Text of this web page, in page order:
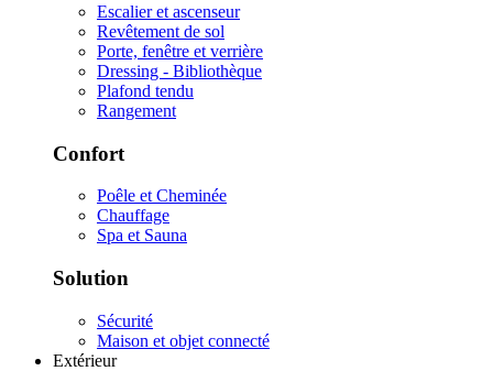
Escalier et ascenseur
Revêtement de sol
Porte, fenêtre et verrière
Dressing - Bibliothèque
Plafond tendu
Rangement
Confort
Poêle et Cheminée
Chauffage
Spa et Sauna
Solution
Sécurité
Maison et objet connecté
Extérieur